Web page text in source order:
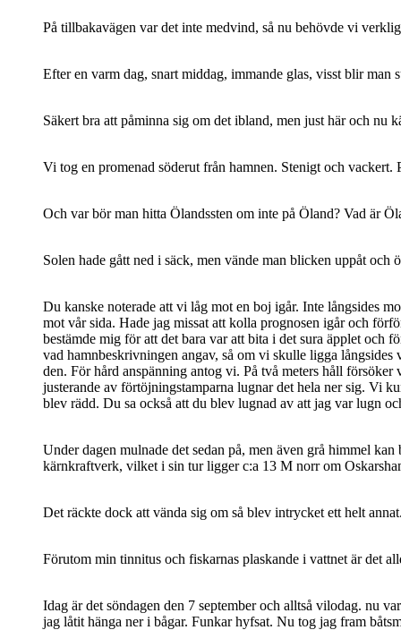
På tillbakavägen var det inte medvind, så nu behövde vi
Efter en varm dag, snart middag, immande glas, visst blir man
Säkert bra att påminna sig om det ibland, men just här och nu
Vi tog en promenad söderut från hamnen. Stenigt och vackert.
Och var bör man hitta Ölandssten om inte på Öland? Vad är
Solen hade gått ned i säck, men vände man blicken uppåt och
Du kanske noterade att vi låg mot en boj igår. Inte långsides
mot vår sida. Hade jag missat att kolla prognosen igår och
bestämde mig för att det bara var att bita i det sura äpplet
vad hamnbeskrivningen angav, så om vi skulle ligga
den. För hård anspänning antog vi. På två meters håll
justerande av förtöjningstamparna lugnar det hela ner sig. Vi
blev rädd. Du sa också att du blev lugnad av att jag var lugn
Under dagen mulnade det sedan på, men även grå himmel
kärnkraftverk, vilket i sin tur ligger c:a 13 M norr om
Det räckte dock att vända sig om så blev intrycket ett helt
Förutom min tinnitus och fiskarnas plaskande i vattnet är det
Idag är det söndagen den 7 september och alltså vilodag. nu
jag låtit hänga ner i bågar. Funkar hyfsat. Nu tog jag fram